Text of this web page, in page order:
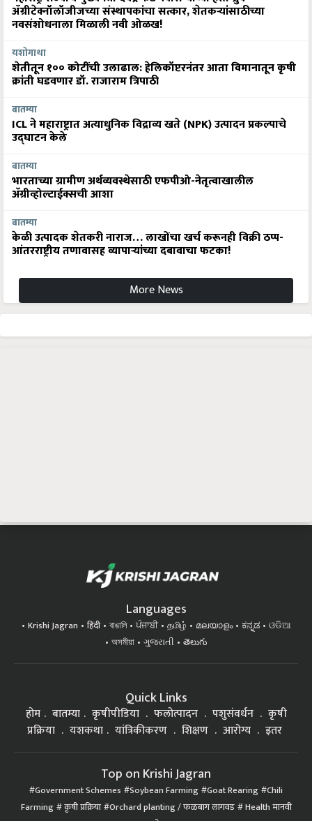
ॲग्रीटेक्नॉलॉजीजच्या संस्थापकांचा सत्कार, शेतकऱ्यांसाठीच्या
नवसंशोधनाला मिळाली नवी ओळख!
यशोगाथा
शेतीतून १०० कोटींची उलाढाल: हेलिकॉप्टरनंतर आता विमानातून कृषी
क्रांती घडवणार डॉ. राजाराम त्रिपाठी
बातम्या
ICL ने महाराष्ट्रात अत्याधुनिक विद्राव्य खते (NPK) उत्पादन प्रकल्पाचे
उद्घाटन केले
बातम्या
भारताच्या ग्रामीण अर्थव्यवस्थेसाठी एफपीओ-नेतृत्वाखालील
अ‍ॅग्रीव्होल्टाईक्सची आशा
बातम्या
केळी उत्पादक शेतकरी नाराज… लाखोंचा खर्च करूनही विक्री ठप्प-
आंतरराष्ट्रीय तणावासह व्यापाऱ्यांच्या दबावाचा फटका!
More News
Languages
Krishi Jagran हिंदी বাঙালি ਪੰਜਾਬੀ தமிழ் മലയാളം ಕನ್ನಡ
ଓଡିଆ
অসমীয়া
ગુજરાતી తెలుగు
Quick Links
होम बातम्या कृषीपीडिया फलोत्पादन पशुसंवर्धन
कृषी
प्रक्रिया
यशकथा यांत्रिकीकरण शिक्षण आरोग्य इतर
Top on Krishi Jagran
Government Schemes Soybean Farming Goat Rearing Chili
Farming कृषी प्रक्रिया Orchard planting / फळबाग लागवड Health मानवी